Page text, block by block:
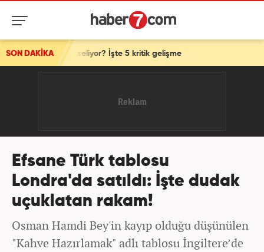
SON DAKİKAİşte 5 kritik gelişme
Efsane Türk tablosu
Londra'da satıldı: İşte dudak
uçuklatan rakam!
Osman Hamdi Bey'in kayıp olduğu düşünülen
"Kahve Hazırlamak" adlı tablosu İngiltere’de